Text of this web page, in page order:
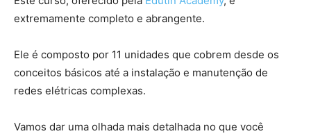
extremamente completo e abrangente.
Ele é composto por 11 unidades que cobrem desde os
conceitos básicos até a instalação e manutenção de
redes elétricas complexas.
Vamos dar uma olhada mais detalhada no que você